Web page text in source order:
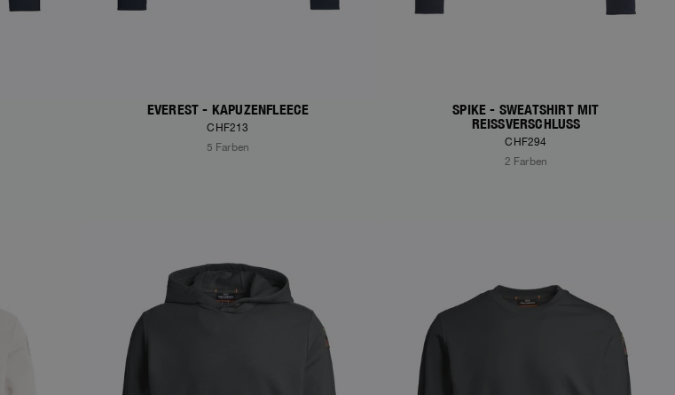
EVEREST - KAPUZENFLEECE
CHF213
5 Farben
SPIKE - SWEATSHIRT MIT
REISSVERSCHLUSS
CHF294
2 Farben